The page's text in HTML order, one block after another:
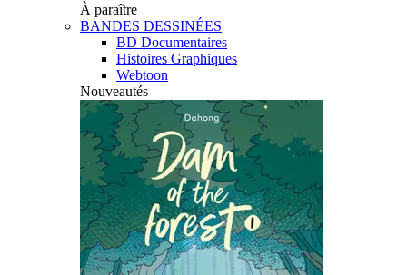
À paraître
BANDES DESSINÉES
BD Documentaires
Histoires Graphiques
Webtoon
Nouveautés